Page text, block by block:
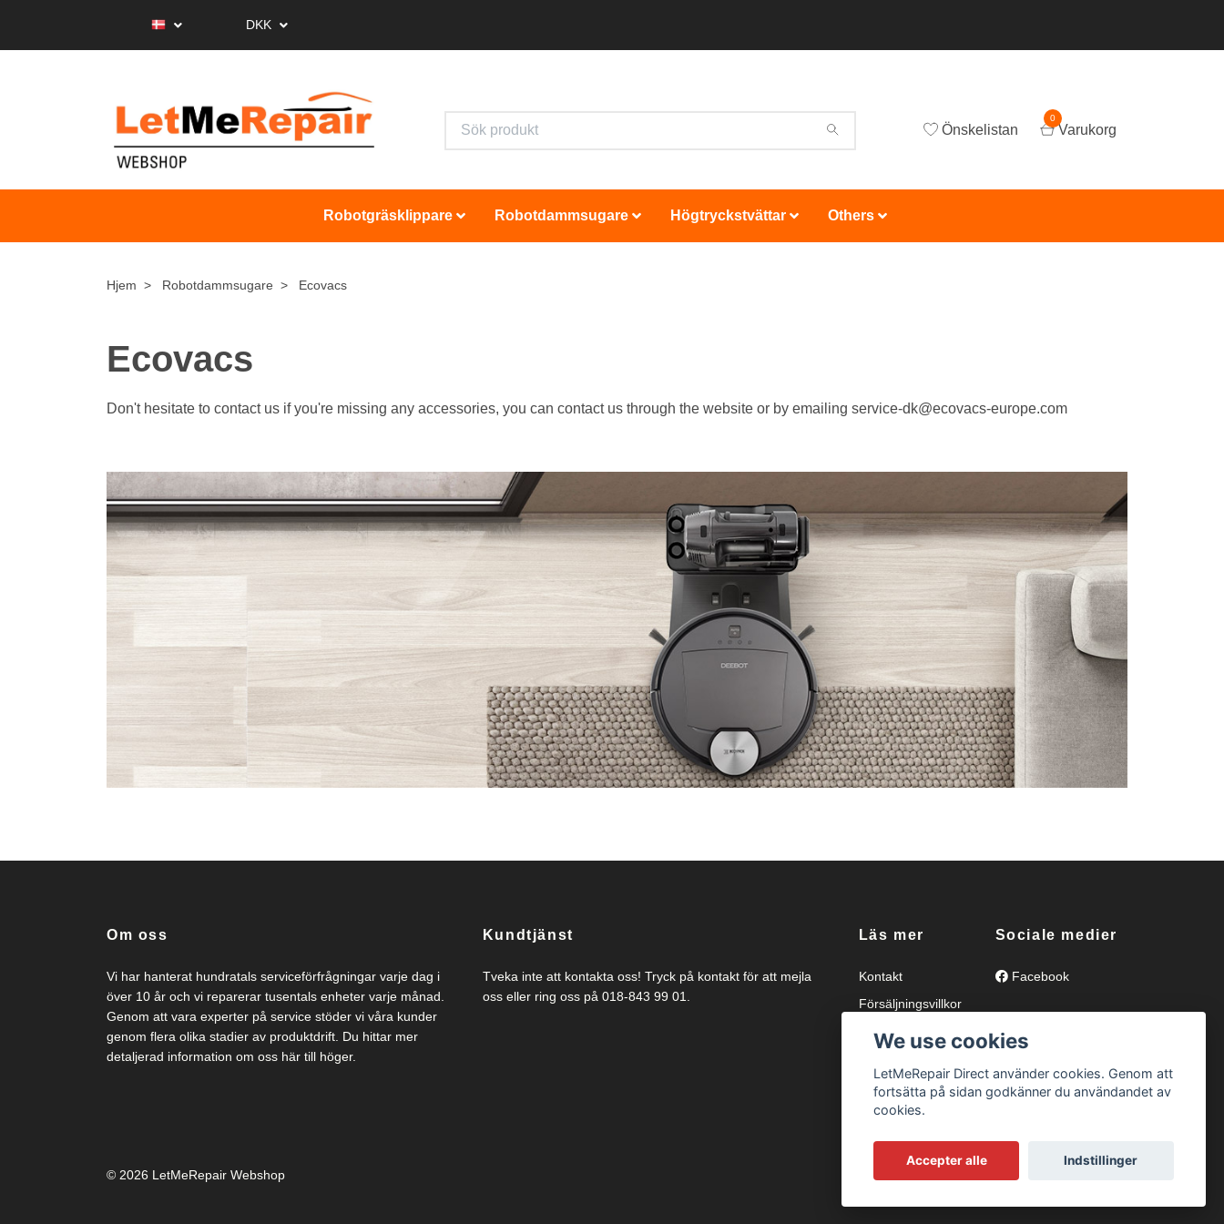
DKK
Önskelistan
0
Varukorg
Robotgräsklippare Robotdammsugare Högtryckstvättar Others
Hjem Robotdammsugare Ecovacs
Ecovacs
Don't hesitate to contact us if you're missing any accessories, you can contact us through the website or by emailing service-dk@ecovacs-europe.com
Om oss
Vi har hanterat hundratals serviceförfrågningar varje dag i
över 10 år och vi reparerar tusentals enheter varje månad.
Genom att vara experter på service stöder vi våra kunder
genom flera olika stadier av produktdrift. Du hittar mer
detaljerad information om oss här till höger.
Kundtjänst
Tveka inte att kontakta oss! Tryck på kontakt för att mejla
oss eller ring oss på 018-843 99 01.
Läs mer
Kontakt
Försäljningsvillkor
Integritetspolicy
Om oss
Sociale medier
Facebook
© 2026 LetMeRepair Webshop
We use cookies
LetMeRepair Direct använder cookies. Genom att
fortsätta på sidan godkänner du användandet av
cookies.
Accepter alle Indstillinger